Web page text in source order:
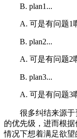
B. plan1...
A. 可是有问题1
B. plan2...
A. 可是有问题2
B. plan3...
A. 可是有问题3
很多纠结来源
的优先级，进而根
情况下想着满足欲